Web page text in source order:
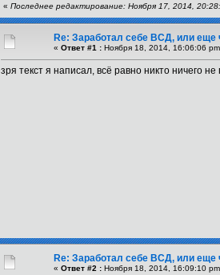
« Последнее редактирование: Ноября 17, 2014,
Re: Заработал себе ВСД, или еще
« Ответ #1 : Ноября 18, 2014, 16:06:06
зря текст я написал, всё равно никто ничего
Re: Заработал себе ВСД, или еще
« Ответ #2 : Ноября 18, 2014, 16:09:10